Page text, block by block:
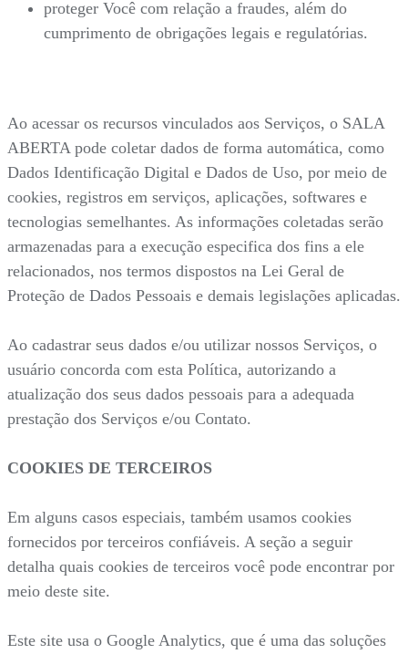
proteger Você com relação a fraudes, além do
cumprimento de obrigações legais e regulatórias.
Ao acessar os recursos vinculados aos Serviços, o SALA
ABERTA pode coletar dados de forma automática, como
Dados Identificação Digital e Dados de Uso, por meio de
cookies, registros em serviços, aplicações, softwares e
tecnologias semelhantes. As informações coletadas serão
armazenadas para a execução especifica dos fins a ele
relacionados, nos termos dispostos na Lei Geral de
Proteção de Dados Pessoais e demais legislações aplicadas.
Ao cadastrar seus dados e/ou utilizar nossos Serviços, o
usuário concorda com esta Política, autorizando a
atualização dos seus dados pessoais para a adequada
prestação dos Serviços e/ou Contato.
COOKIES DE TERCEIROS
Em alguns casos especiais, também usamos cookies
fornecidos por terceiros confiáveis. A seção a seguir
detalha quais cookies de terceiros você pode encontrar por
meio deste site.
Este site usa o Google Analytics, que é uma das soluções